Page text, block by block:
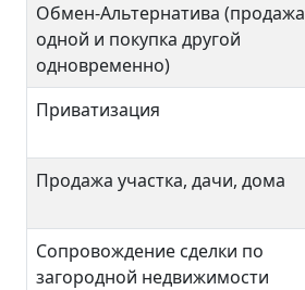
Обмен-Альтернатива (продажа
одной и покупка другой
одновременно)
Приватизация
Продажа участка, дачи, дома
Сопровождение сделки по
загородной недвижимости